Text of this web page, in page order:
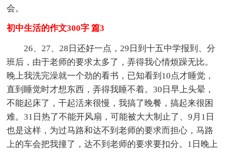
会。
初中生活的作文300字 篇3
26、27、28日还好一点，29日到十五中学报到、分
班后，由于老师的要求太多了，弄得我心情烦躁无比。
晚上我洗完澡就一个劲的看书，已知看到10点才睡觉，
直到睡觉时才想东西，弄得我睡不着。30日早上头晕，
不能起床了，干起活来很慢，我搞了晚餐，搞起来很困
难。31日热了不能开风扇，可能被大大制止了、9月1日
也是这样，为过马路和达不到老师的要求而担心，马路
上的车会把我撞了，达不到老师的要求要扣分。1日晚上